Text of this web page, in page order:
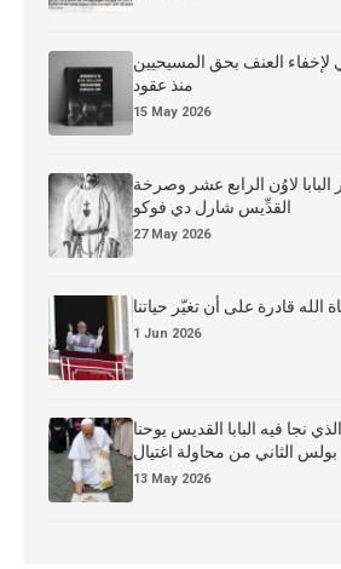
لإخفاء العنف بحق المسيحيين
منذ عقود
15 May 2026
البابا لاوُن الرابع عشر وصرخة
القدِّيس شارل دي فوكو
27 May 2026
الله قادرة على أن تغيّر حياتنا
1 Jun 2026
نجا فيه البابا القديس يوحنا
بولس الثاني من محاولة اغتيال
13 May 2026